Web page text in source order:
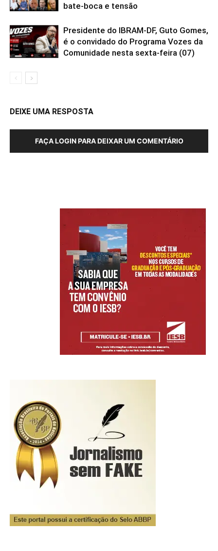
bate-boca e tensão
Presidente do IBRAM-DF, Guto Gomes,
é o convidado do Programa Vozes da
Comunidade nesta sexta-feira (07)
DEIXE UMA RESPOSTA
FAÇA LOGIN PARA DEIXAR UM COMENTÁRIO